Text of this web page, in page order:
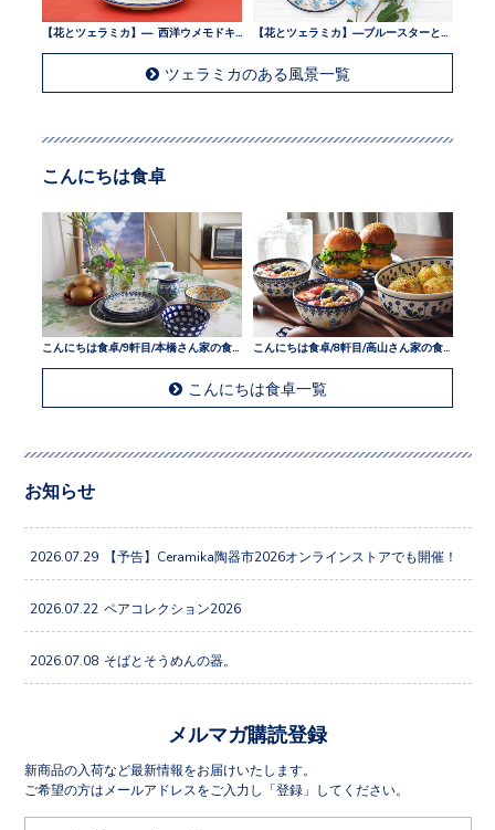
ツェラミカのある風景一覧
こんにちは食卓
こんにちは食卓/9軒目/本橋さん家の食卓
こんにちは食卓一覧
お知らせ
2026.07.29 【予告】Ceramika陶器市2026オンラインストアでも開催！
2026.07.22 ペアコレクション2026
2026.07.08 そばとそうめんの器。
メルマガ購読登録
新商品の入荷など最新情報をお届けいたします。
ご希望の方はメールアドレスをご入力し「登録」してください。